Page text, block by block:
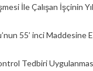
İle Çalışan İşçinin
55’ inci Maddesine
Tedbiri